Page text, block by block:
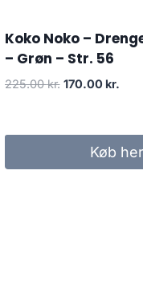
Koko Noko –
– Grøn – Str. 56
225.00kr. Original
225.00 kr..
170.00 kr.
Køb her